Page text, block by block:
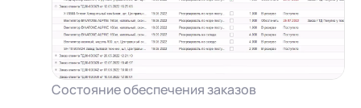
Состояние обеспечения заказов